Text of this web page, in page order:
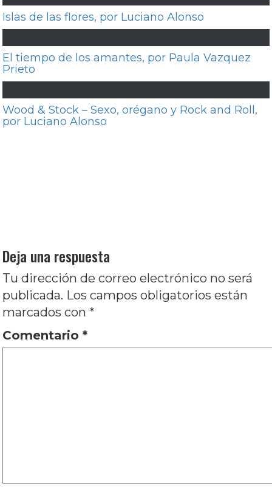
Islas de las flores, por Luciano Alonso
El tiempo de los amantes, por Paula Vazquez
Prieto
Wood & Stock – Sexo, orégano y Rock and Roll,
por Luciano Alonso
Deja una respuesta
Tu dirección de correo electrónico no será
publicada. Los campos obligatorios están
marcados con *
Comentario*